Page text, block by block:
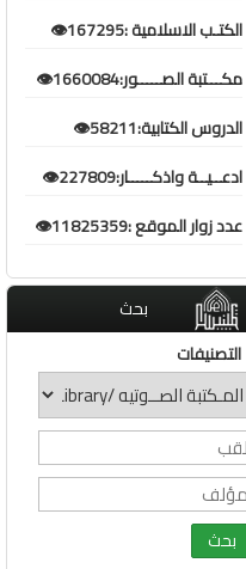
الكتـب الاسلامية :167295👁️
مكـــتبة الصـــــور:1660084👁️
الدروس الكتابية:58211👁️
ادعــيــة واذكـــــار:227809👁️
عدد زوار الموقع :11825359👁️
بحث
التصنيفات